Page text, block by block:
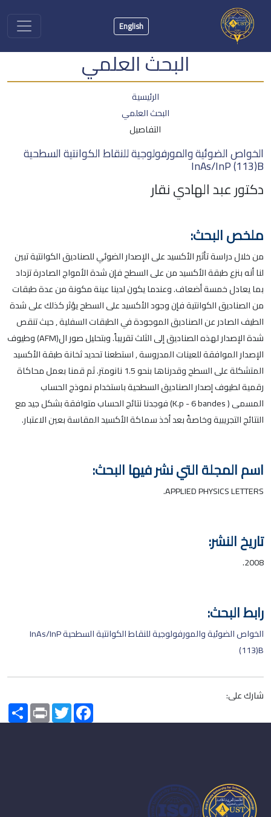
English
البحث العلمي
الرئيسية
البحث العلمي
التفاصيل
الخواص الضوئية والمورفولوجية للنقاط الكوانتية السطحية
InAs/InP (113)B
دكتور عبد الهادي نقار
ملخص البحث:
من خلال دراسة تأثير الأكسيد على الإصدار الضوئي للصناديق الكوانتية تبين
لنا أنه بنزع طبقة الأكسيد من على السطح فإن شدة الأمواج الصادرة تزداد
بما يعادل خمسة أضعاف. وعندما يكون لدينا عينة مكونة من عدة طبقات
من الصناديق الكوانتية فإن وجود الأكسيد على السطح يؤثر كذلك على شدة
الطيف الصادر عن الصناديق الموجودة في الطبقات السفلية , حيث تنقص
شدة الإصدار لهذه الصناديق إلى الثلث تقريباً. وبتحليل صور ال(AFM) وطيوف
الإصدار الموافقة للعينات المدروسة , استطعنا تحديد ثخانة طبقة الأكسيد
المتشكلة على السطح وقدرناها بنحو 1.5 نانومتر. ثم قمنا بعمل محاكاة
رقمية لطيوف إصدار الصناديق السطحية باستخدام نموذج الحساب
المسمى ( K.p - 6 bandes) فوجدنا نتائج الحساب متوافقة بشكل جيد مع
النتائج التجريبية وخاصةً بعد أخذ سماكة الأكسيد المقاسة بعين الاعتبار.
اسم المجلة التي نشر فيها البحث:
APPLIED PHYSICS LETTERS.
تاريخ النشر:
2008.
رابط البحث:
الخواص الضوئية والمورفولوجية للنقاط الكوانتية السطحية InAs/InP
(113)B
شارك على:
Share PrintTwitterFacebook